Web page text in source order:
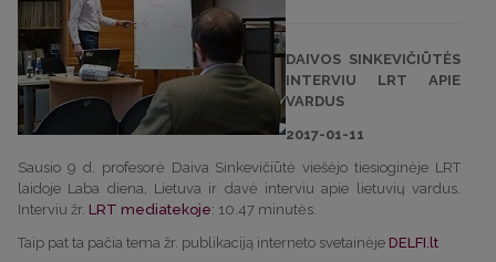
DAIVOS SINKEVIČIŪTĖS
INTERVIU LRT APIE
VARDUS
2017-01-11
Sausio 9 d. profesorė Daiva Sinkevičiūtė viešėjo tiesioginėje LRT
laidoje Laba diena, Lietuva ir davė interviu apie lietuvių vardus.
Interviu žr. LRT mediatekoje: 10.47 minutės.
Taip pat ta pačia tema žr. publikaciją interneto svetainėje DELFI.lt